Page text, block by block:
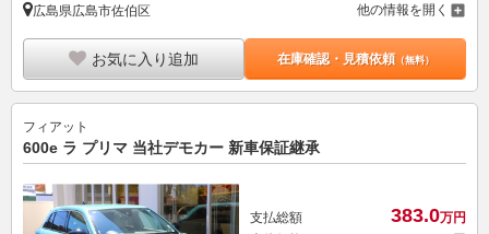
広島県広島市佐伯区 他の情報を開く
お気に入り追加 在庫確認・見積依頼（無料）
フィアット
600e ラ プリマ 当社デモカー 新車保証継承
支払総額 383.0万円